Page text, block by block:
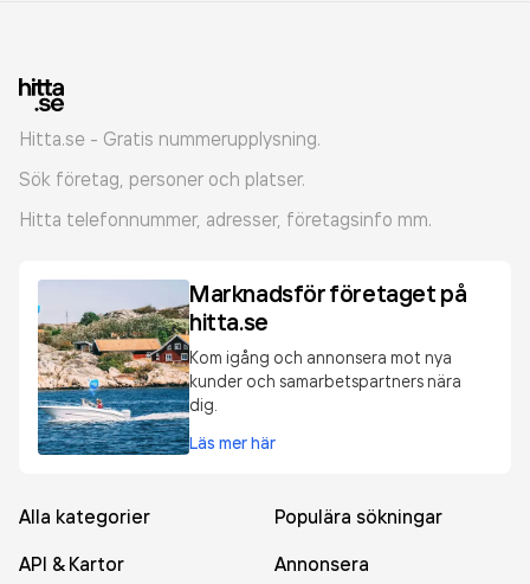
Hitta.se - Gratis nummerupplysning.
Sök företag, personer och platser.
Hitta telefonnummer, adresser, företagsinfo mm.
Marknadsför företaget på
hitta.se
Kom igång och annonsera mot nya
kunder och samarbetspartners nära
dig.
Läs mer här
Alla kategorier
Populära sökningar
API & Kartor
Annonsera